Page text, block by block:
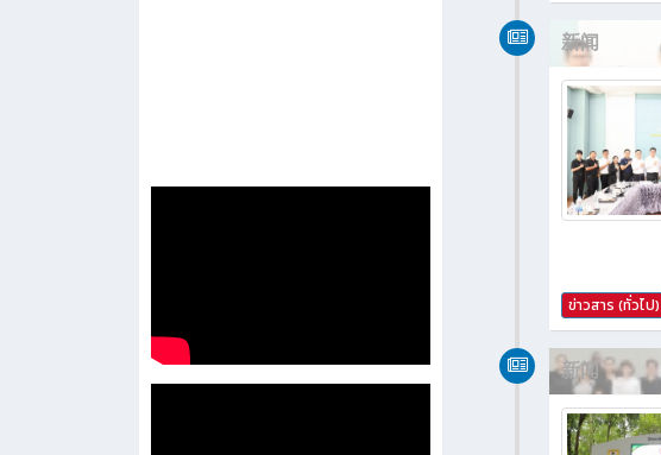
ข่าวสาร (ทั่วไป)
ข่าวสาร (ทั่วไป)